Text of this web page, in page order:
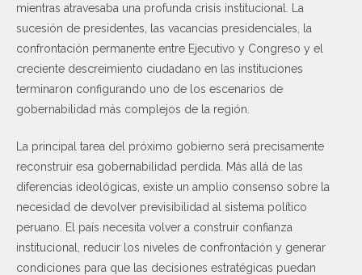
mientras atravesaba una profunda crisis institucional. La
sucesión de presidentes, las vacancias presidenciales, la
confrontación permanente entre Ejecutivo y Congreso y el
creciente descreimiento ciudadano en las instituciones
terminaron configurando uno de los escenarios de
gobernabilidad más complejos de la región.
La principal tarea del próximo gobierno será precisamente
reconstruir esa gobernabilidad perdida. Más allá de las
diferencias ideológicas, existe un amplio consenso sobre la
necesidad de devolver previsibilidad al sistema político
peruano. El país necesita volver a construir confianza
institucional, reducir los niveles de confrontación y generar
condiciones para que las decisiones estratégicas puedan